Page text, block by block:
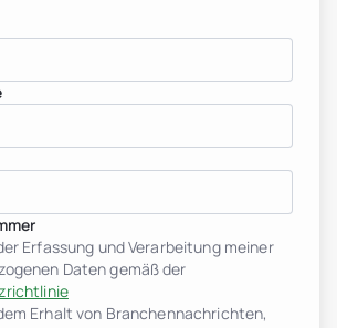
Erfassung und Verarbeitung meiner
Daten gemäß der
Erhalt von Branchennachrichten,